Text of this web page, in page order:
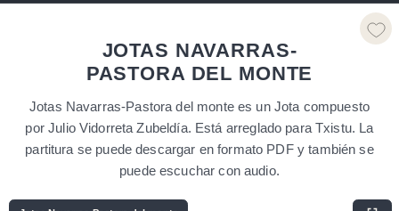
JOTAS NAVARRAS-
PASTORA DEL MONTE
Jotas Navarras-Pastora del monte es un Jota compuesto
por Julio Vidorreta Zubeldía. Está arreglado para Txistu. La
partitura se puede descargar en formato PDF y también se
puede escuchar con audio.